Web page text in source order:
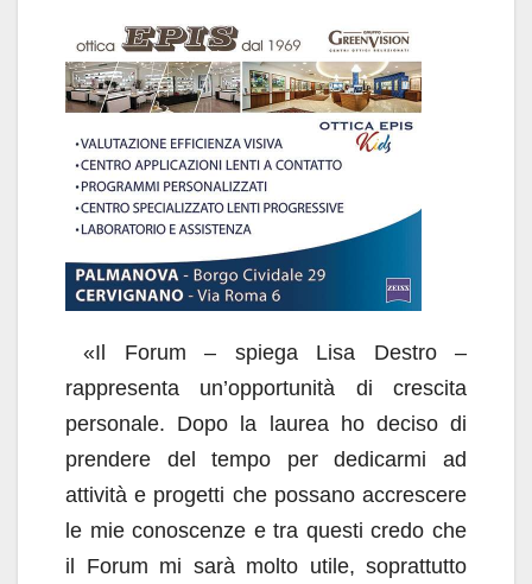
«Il Forum – spiega Lisa Destro –
rappresenta un’opportunità di crescita
personale. Dopo la laurea ho deciso di
prendere del tempo per dedicarmi ad
attività e progetti che possano accrescere
le mie conoscenze e tra questi credo che
il Forum mi sarà molto utile, soprattutto